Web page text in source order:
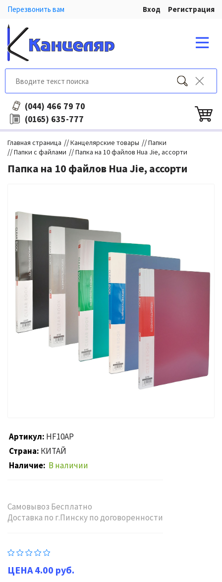
Перезвонить вам Вход Регистрация
(044) 466 79 70
(0165) 635-777
Главная страница //Канцелярские товары //Папки
//Папки с файлами //Папка на 10 файлов Hua Jie, ассорти
Папка на 10 файлов Hua Jie, ассорти
Артикул HF10AP
Страна КИТАЙ
Наличие В наличии
Самовывоз Бесплатно
Доставка по г.Пинску по договоренности
4.00 руб.